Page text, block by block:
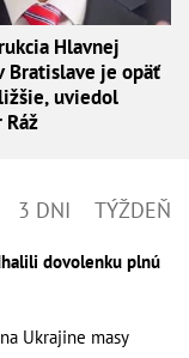
Hlavnej
Bratislave je opäť
uviedol
3 DNI TÝŽDEŇ
dovolenku plnú
Ukrajine masy